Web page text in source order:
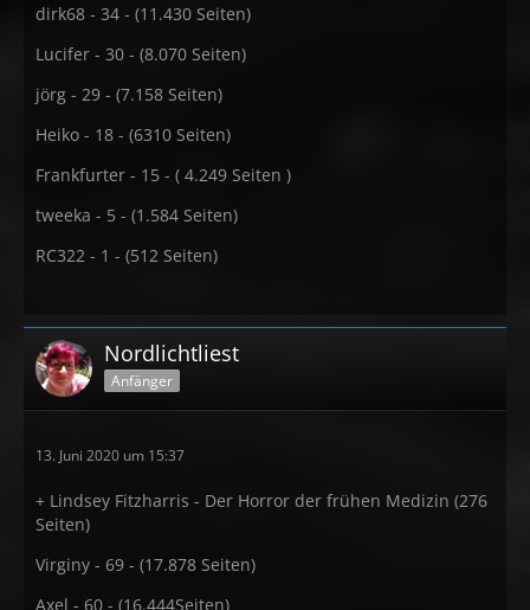
dirk68 - 34 - (11.430 Seiten)
Lucifer - 30 - (8.070 Seiten)
jörg - 29 - (7.158 Seiten)
Heiko - 18 - (6310 Seiten)
Frankfurter - 15 - ( 4.249 Seiten )
tweeka - 5 - (1.584 Seiten)
RC322 - 1 - (512 Seiten)
Nordlichtliest
Anfänger
13. Juni 2020 um 15:37
+ Lindsey Fitzharris - Der Horror der frühen Medizin (276
Seiten)
Virginy - 69 - (17.878 Seiten)
Axel - 60 - (16.444Seiten)